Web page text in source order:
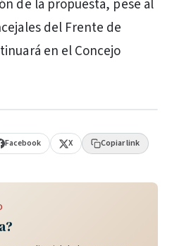
de la propuesta, pese al
del Frente de
en el Concejo
Facebook X Copiar link